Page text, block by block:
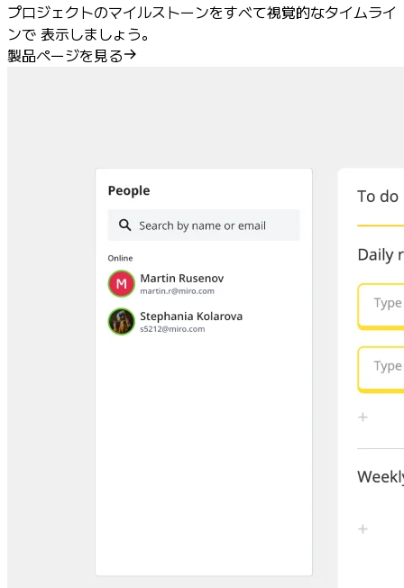
プロジェクトのマイルストーンをすべて視覚的なタイムライ
ンで 表示しましょう。
製品ページを見る